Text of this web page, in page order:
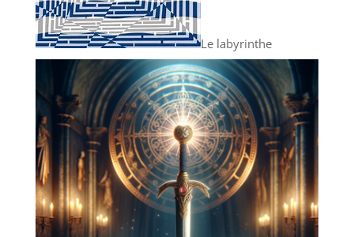
Le labyrinthe